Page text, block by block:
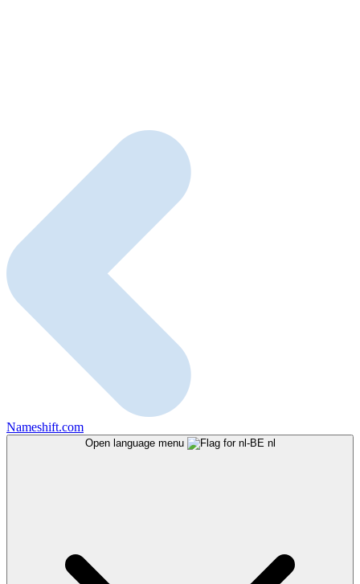
Nameshift.com
Open language menu nl